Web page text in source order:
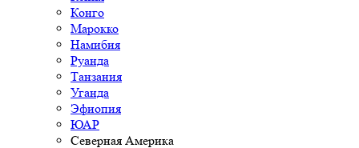
Конго
Марокко
Намибия
Руанда
Танзания
Уганда
Эфиопия
ЮАР
Северная Америка